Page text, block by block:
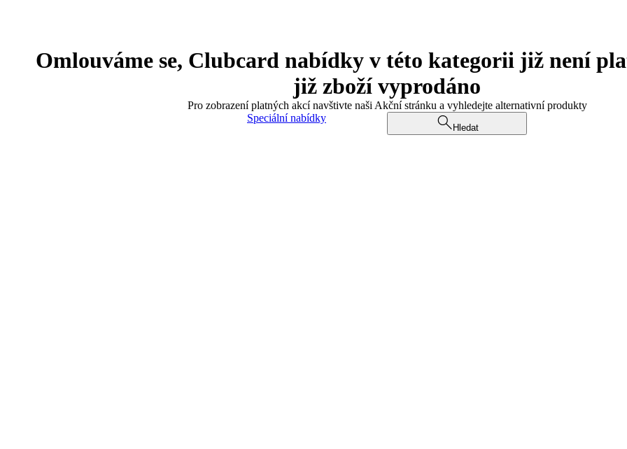
Omlouváme se, Clubcard nabídky v této kategorii již není
již zboží vyprodáno
Pro zobrazení platných akcí navštivte naši Akční stránku a vyhledejte alternativní produkty
Speciální nabídky
Hledat